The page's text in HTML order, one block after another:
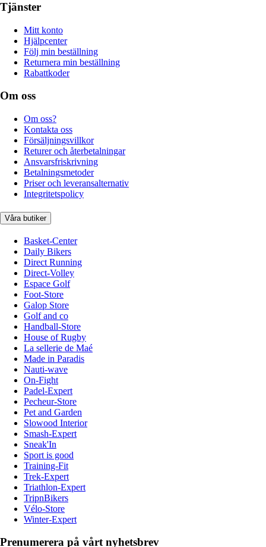
Tjänster
Mitt konto
Hjälpcenter
Följ min beställning
Returnera min beställning
Rabattkoder
Om oss
Om oss?
Kontakta oss
Försäljningsvillkor
Returer och återbetalningar
Ansvarsfriskrivning
Betalningsmetoder
Priser och leveransalternativ
Integritetspolicy
Våra butiker
Basket-Center
Daily Bikers
Direct Running
Direct-Volley
Espace Golf
Foot-Store
Galop Store
Golf and co
Handball-Store
House of Rugby
La sellerie de Maé
Made in Paradis
Nauti-wave
On-Fight
Padel-Expert
Pecheur-Store
Pet and Garden
Slowood Interior
Smash-Expert
Sneak'In
Sport is good
Training-Fit
Trek-Expert
Triathlon-Expert
TripnBikers
Vélo-Store
Winter-Expert
Prenumerera på vårt nyhetsbrev